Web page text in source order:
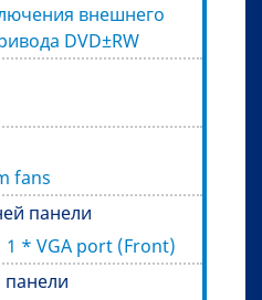
внешнего
DVD±RW
fans
панели
* VGA port (Front)